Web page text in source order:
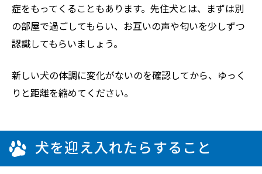
症をもってくることもあります。先住犬とは、まずは別
の部屋で過ごしてもらい、お互いの声や匂いを少しずつ
認識してもらいましょう。
新しい犬の体調に変化がないのを確認してから、ゆっく
りと距離を縮めてください。
犬を迎え入れたらすること